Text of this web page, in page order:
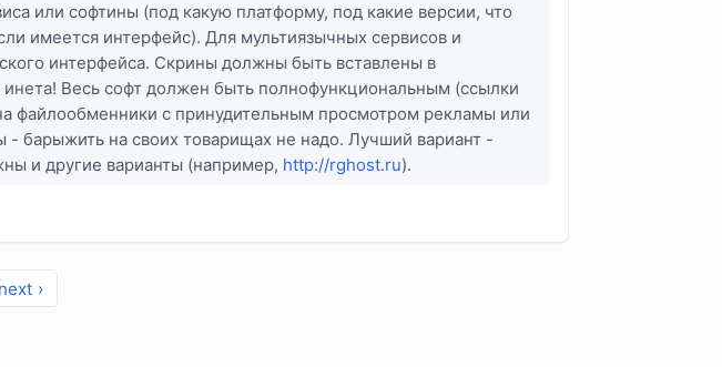
или софтины (под какую платформу, под какие версии, что
имеется интерфейс). Для мультиязычных сервисов и
интерфейса. Скрины должны быть вставлены в
Весь софт должен быть полнофункциональным (ссылки
файлообменники с принудительным просмотром рекламы или
барыжить на своих товарищах не надо. Лучший вариант -
и другие варианты (например, http://rghost.ru).
next ›